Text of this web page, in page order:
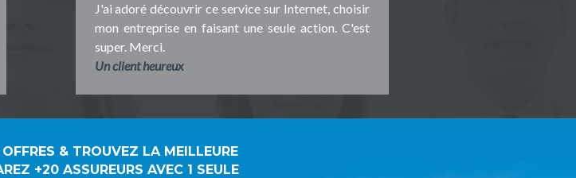
J'ai adoré découvrir ce service sur Internet, choisir
mon entreprise en faisant une seule action. C'est
super. Merci.
Un client heureux
& TROUVEZ LA MEILLEURE
+20 ASSUREURS AVEC 1 SEULE